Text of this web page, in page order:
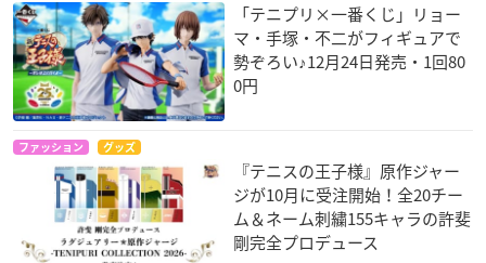
「テニプリ×一番くじ」リョー
マ・手塚・不二がフィギュアで
勢ぞろい♪12月24日発売・1回80
0円
ファッション グッズ
『テニスの王子様』原作ジャー
ジが10月に受注開始！全20チー
ム＆ネーム刺繍155キャラの許斐
剛完全プロデュース